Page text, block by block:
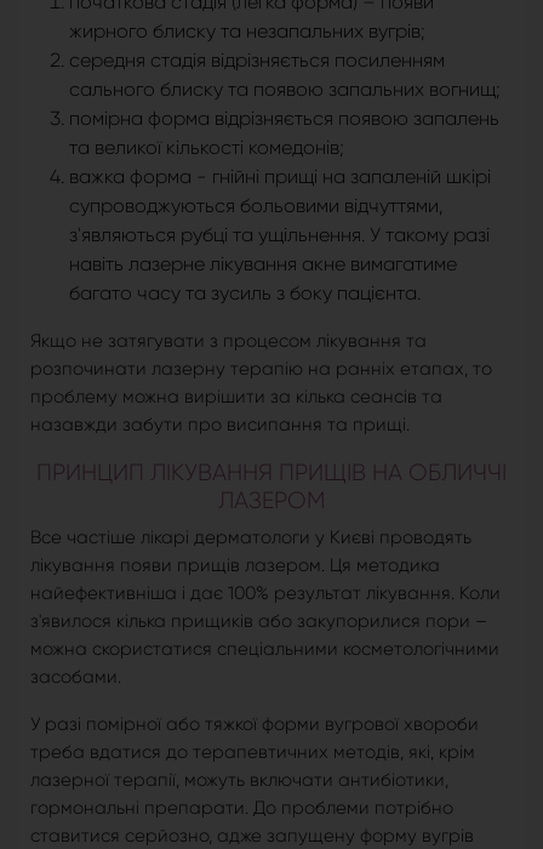
жирного блиску та незапальних вугрів;
середня стадія відрізняється посиленням
сального блиску та появою запальних вогнищ;
помірна форма відрізняється появою запалень
та великої кількості комедонів;
важка форма - гнійні прищі на запаленій шкірі
супроводжуються больовими відчуттями,
з'являються рубці та ущільнення. У такому разі
навіть лазерне лікування акне вимагатиме
багато часу та зусиль з боку пацієнта.
Якщо не затягувати з процесом лікування та
розпочинати лазерну терапію на ранніх етапах, то
проблему можна вирішити за кілька сеансів та
назавжди забути про висипання та прищі.
ПРИНЦИП ЛІКУВАННЯ ПРИЩІВ НА ОБЛИЧЧІ
ЛАЗЕРОМ
Все частіше лікарі дерматологи у Києві проводять
лікування появи прищів лазером. Ця методика
найефективніша і дає 100% результат лікування. Коли
з'явилося кілька прищиків або закупорилися пори –
можна скористатися спеціальними косметологічними
засобами.
У разі помірної або тяжкої форми вугрової хвороби
треба вдатися до терапевтичних методів, які, крім
лазерної терапії, можуть включати антибіотики,
гормональні препарати. До проблеми потрібно
ставитися серйозно, адже запущену форму вугрів